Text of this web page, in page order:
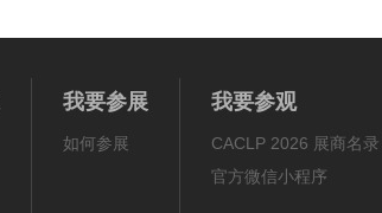
我要参展
如何参展
我要参观
CACLP 2026 展商名录
官方微信小程序